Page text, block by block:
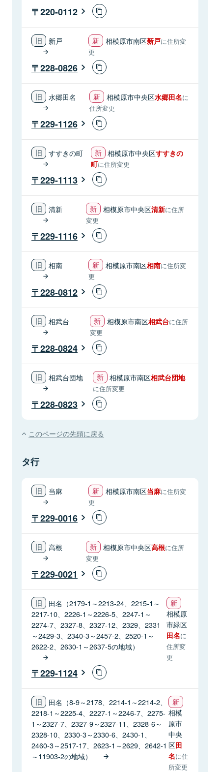
220-0112
新戸 相模原市南区新戸に住所変
更
228-0826
水郷田名 相模原市中央区水郷田名に
住所変更
229-1126
すすきの町 相模原市中央区すすきの
町に住所変更
229-1113
清新 相模原市中央区清新に住所
変更
229-1116
相南 相模原市南区相南に住所変
更
228-0812
相武台 相模原市南区相武台に住所
変更
228-0824
相武台団地 相模原市南区相武台団地
に住所変更
228-0823
このページの先頭に戻る
タ行
当麻 相模原市南区当麻に住所変
更
229-0016
高根 相模原市中央区高根に住所
変更
229-0021
田名（2179-1～2213-24、2215-1～
2217-10、2226-1～2226-5、2247-1～
2274-7、2327-8、2327-12、2329、2331
～2429-3、2340-3～2457-2、2520-1～
2622-2、2630-1～2637-5の地域）
相模原
市緑区
田名に
住所変
更
229-1124
田名（8-9～2178、2214-1～2214-2、
2218-1～2225-4、2227-1～2246-7、2275-
1～2327-7、2327-9～2327-11、2328-6～
2328-10、2330-3～2330-6、2430-1、
2460-3～2517-17、2623-1～2629、2642-1
～11903-2の地域）
相模
原市
中央
区田
名に住
所変更